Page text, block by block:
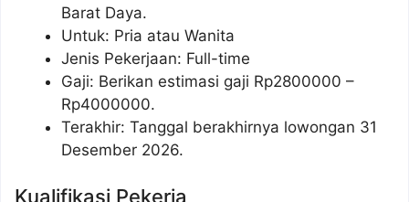
Barat Daya.
Untuk: Pria atau Wanita
Jenis Pekerjaan: Full-time
Gaji: Berikan estimasi gaji Rp2800000 –
Rp4000000.
Terakhir: Tanggal berakhirnya lowongan 31
Desember 2026.
Kualifikasi Pekerja